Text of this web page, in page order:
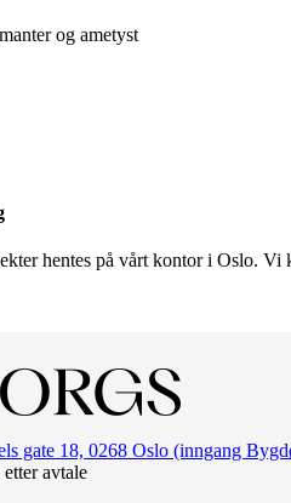
og ametyst
hentes på vårt kontor i Oslo. Vi
gate 18, 0268 Oslo (inngang
avtale